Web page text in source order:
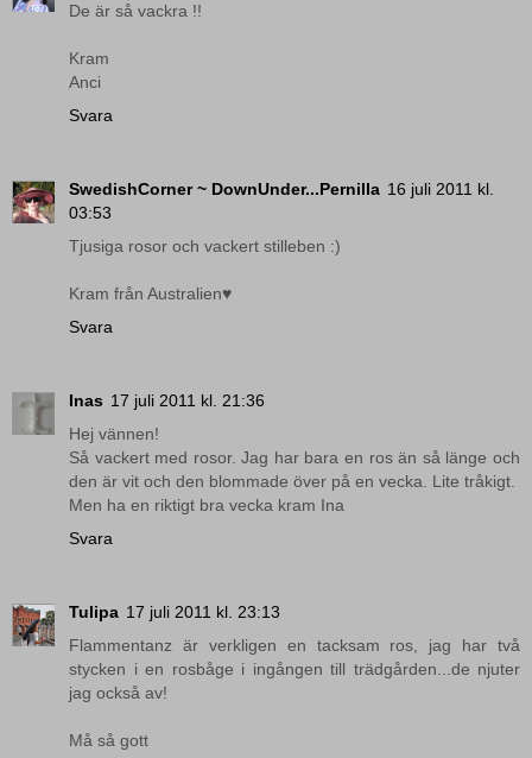
De är så vackra !!
Kram
Anci
Svara
SwedishCorner ~ DownUnder...Pernilla 16 juli 2011 kl.
03:53
Tjusiga rosor och vackert stilleben :)
Kram från Australien♥
Svara
Inas 17 juli 2011 kl. 21:36
Hej vännen!
Så vackert med rosor. Jag har bara en ros än så länge och
den är vit och den blommade över på en vecka. Lite tråkigt.
Men ha en riktigt bra vecka kram Ina
Svara
Tulipa 17 juli 2011 kl. 23:13
Flammentanz är verkligen en tacksam ros, jag har två
stycken i en rosbåge i ingången till trädgården...de njuter
jag också av!
Må så gott